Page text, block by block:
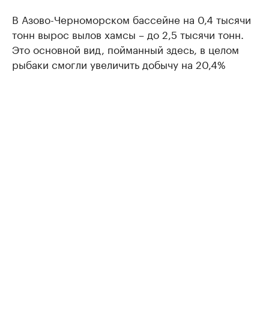
В Азово-Черноморском бассейне на 0,4 тысячи
тонн вырос вылов хамсы – до 2,5 тысячи тонн.
Это основной вид, пойманный здесь, в целом
рыбаки смогли увеличить добычу на 20,4%